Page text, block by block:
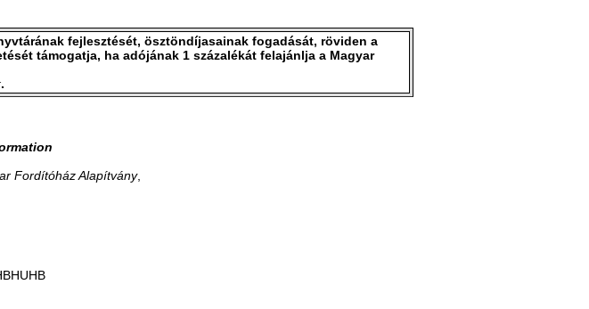
fejlesztését, ösztöndíjasainak fogadását, röviden a
támogatja, ha adójának 1 százalékát felajánlja a Magyar
.
Fordítóház Alapítvány,